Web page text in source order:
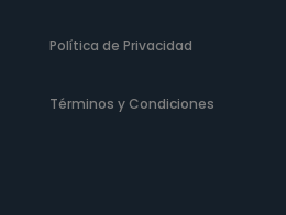
Política de Privacidad
Términos y Condiciones